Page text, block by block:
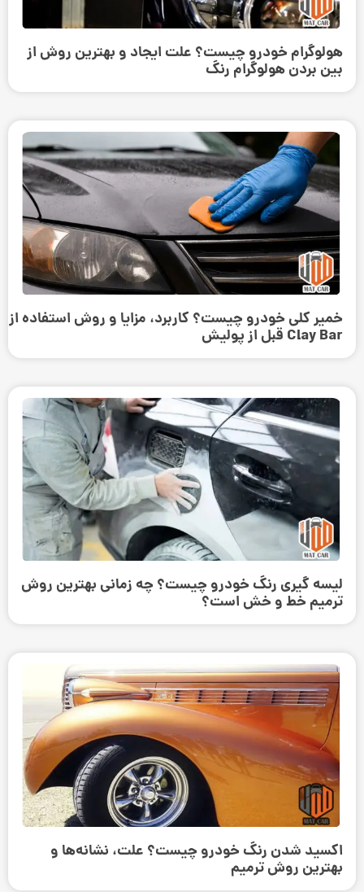
هولوگرام خودرو چیست؟ علت ایجاد و بهترین روش از
بین بردن هولوگرام رنگ
خمیر کلی خودرو چیست؟ کاربرد، مزایا و روش استفاده از
Clay Bar قبل از پولیش
لیسه گیری رنگ خودرو چیست؟ چه زمانی بهترین روش
ترمیم خط و خش است؟
اکسید شدن رنگ خودرو چیست؟ علت، نشانه‌ها و
بهترین روش ترمیم